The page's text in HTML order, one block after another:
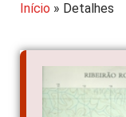
Início » Detalhes